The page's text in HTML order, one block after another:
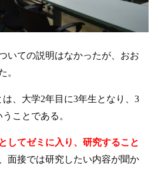
いての説明はなかったが、おお
。
、大学2年目に3年生となり、3
ことである。
してゼミに入り、研究すること
面接では研究したい内容が聞か